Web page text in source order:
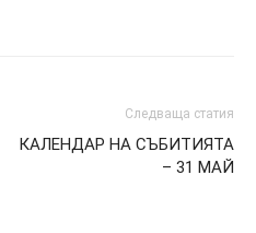
Следваща статия
КАЛЕНДАР НА СЪБИТИЯТА
– 31 МАЙ